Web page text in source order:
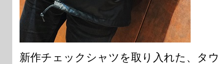
新作チェックシャツを取り入れた、タ